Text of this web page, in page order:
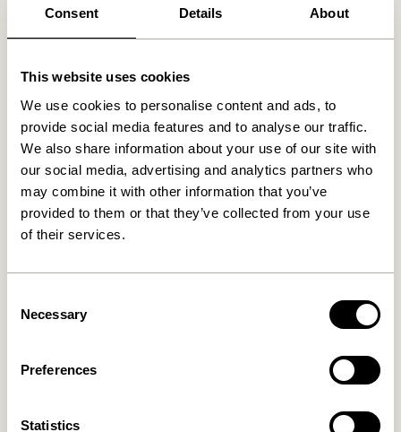
Consent Details About
This website uses cookies
We use cookies to personalise content and ads, to
provide social media features and to analyse our traffic.
We also share information about your use of our site with
our social media, advertising and analytics partners who
may combine it with other information that you’ve
provided to them or that they’ve collected from your use
of their services.
Selection
Necessary
Preferences
Statistics
Fri fragt over
Relaterede varer
UDENDØRS NYHED
3.599,00kr.
UDENDØRS NYHED